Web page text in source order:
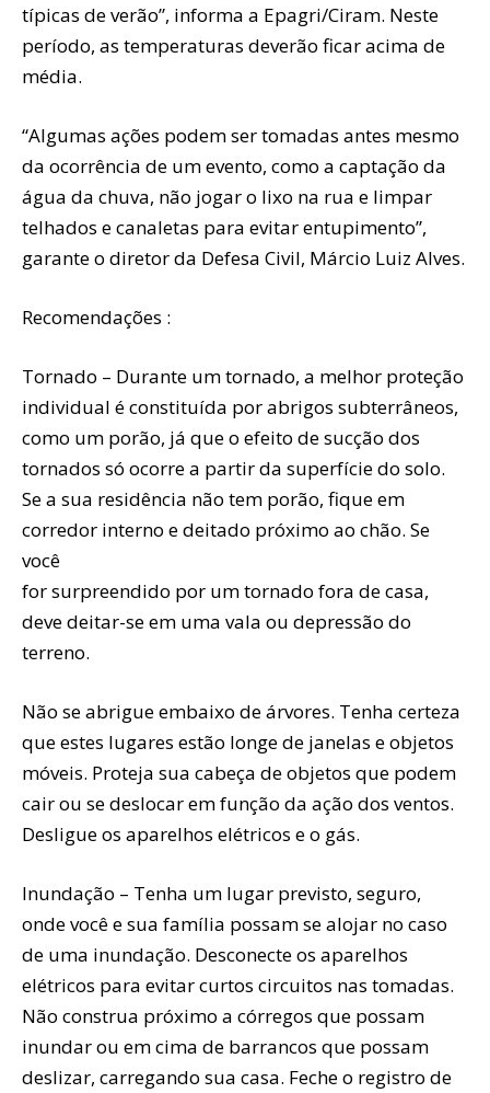
típicas de verão”, informa a Epagri/Ciram. Neste
período, as temperaturas deverão ficar acima de
média.
“Algumas ações podem ser tomadas antes mesmo
da ocorrência de um evento, como a captação da
água da chuva, não jogar o lixo na rua e limpar
telhados e canaletas para evitar entupimento”,
garante o diretor da Defesa Civil, Márcio Luiz Alves.
Recomendações :
Tornado – Durante um tornado, a melhor proteção
individual é constituída por abrigos subterrâneos,
como um porão, já que o efeito de sucção dos
tornados só ocorre a partir da superfície do solo.
Se a sua residência não tem porão, fique em
corredor interno e deitado próximo ao chão. Se
você
for surpreendido por um tornado fora de casa,
deve deitar-se em uma vala ou depressão do
terreno.
Não se abrigue embaixo de árvores. Tenha certeza
que estes lugares estão longe de janelas e objetos
móveis. Proteja sua cabeça de objetos que podem
cair ou se deslocar em função da ação dos ventos.
Desligue os aparelhos elétricos e o gás.
Inundação – Tenha um lugar previsto, seguro,
onde você e sua família possam se alojar no caso
de uma inundação. Desconecte os aparelhos
elétricos para evitar curtos circuitos nas tomadas.
Não construa próximo a córregos que possam
inundar ou em cima de barrancos que possam
deslizar, carregando sua casa. Feche o registro de